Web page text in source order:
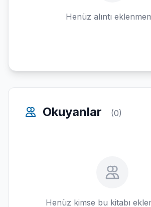
Henüz alıntı
Okuyanlar (0)
Henüz kimse bu kitabı